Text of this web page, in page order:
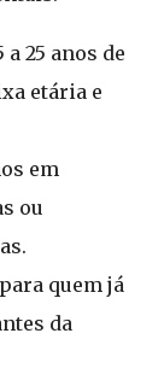
25 anos de
etária e
em
ou
quem já
da